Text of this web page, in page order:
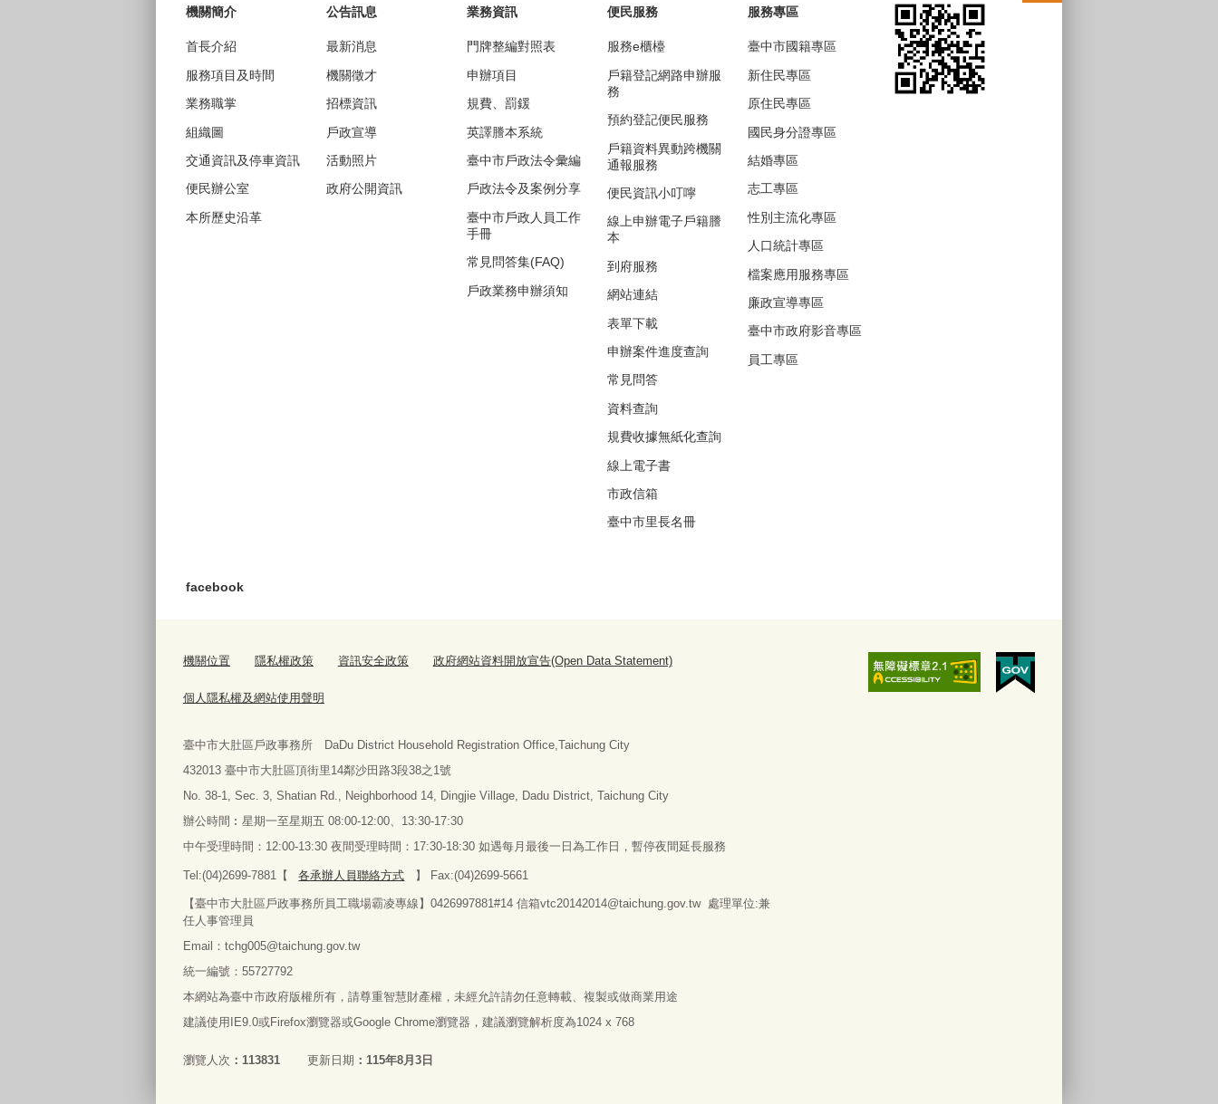
機關簡介
首長介紹
服務項目及時間
業務職掌
組織圖
交通資訊及停車資訊
便民辦公室
本所歷史沿革
公告訊息
最新消息
機關徵才
招標資訊
戶政宣導
活動照片
政府公開資訊
業務資訊
門牌整編對照表
申辦項目
規費、罰鍰
英譯謄本系統
臺中市戶政法令彙編
戶政法令及案例分享
臺中市戶政人員工作
手冊
常見問答集(FAQ)
戶政業務申辦須知
便民服務
服務e櫃檯
戶籍登記網路申辦服
務
預約登記便民服務
戶籍資料異動跨機關
通報服務
便民資訊小叮嚀
線上申辦電子戶籍謄
本
到府服務
網站連結
表單下載
申辦案件進度查詢
常見問答
資料查詢
規費收據無紙化查詢
線上電子書
市政信箱
臺中市里長名冊
服務專區
臺中市國籍專區
新住民專區
原住民專區
國民身分證專區
結婚專區
志工專區
性別主流化專區
人口統計專區
檔案應用服務專區
廉政宣導專區
臺中市政府影音專區
員工專區
facebook
機關位置 隱私權政策 資訊安全政策 政府網站資料開放宣告(Open Data Statement)
個人隱私權及網站使用聲明
臺中市大肚區戶政事務所 DaDu District Household Registration Office,Taichung City
432013 臺中市大肚區頂街里14鄰沙田路3段38之1號
No. 38-1, Sec. 3, Shatian Rd., Neighborhood 14, Dingjie Village, Dadu District, Taichung City
辦公時間︰星期一至星期五 08:00-12:00、13:30-17:30
中午受理時間：12:00-13:30 夜間受理時間：17:30-18:30 如遇每月最後一日為工作日，暫停夜間延長服務
Tel:(04)2699-7881【 各承辦人員聯絡方式 】 Fax:(04)2699-5661
【臺中市大肚區戶政事務所員工職場霸凌專線】0426997881#14 信箱vtc20142014@taichung.gov.tw 處理單位:兼
任人事管理員
Email：tchg005@taichung.gov.tw
統一編號：55727792
本網站為臺中市政府版權所有，請尊重智慧財產權，未經允許請勿任意轉載、複製或做商業用途
建議使用IE9.0或Firefox瀏覽器或Google Chrome瀏覽器，建議瀏覽解析度為1024 x 768
瀏覽人次 113831 更新日期 115年8月3日